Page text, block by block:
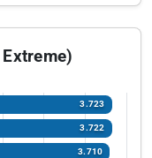
3.723
3.722
3.710